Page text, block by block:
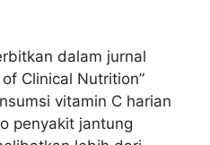
dalam jurnal
Clinical Nutrition”
vitamin C harian
penyakit jantung